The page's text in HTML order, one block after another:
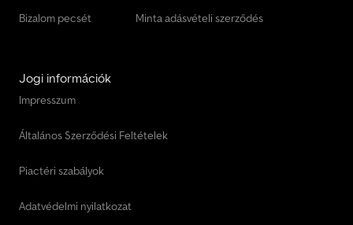
Bizalom pecsét Minta adásvételi szerződés
Jogi információk
Impresszum
Általános Szerződési Feltételek
Piactéri szabályok
Adatvédelmi nyilatkozat